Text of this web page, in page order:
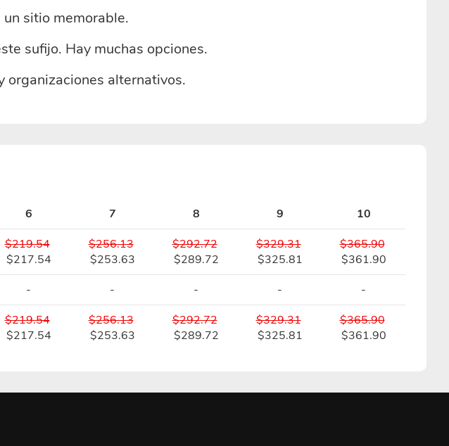
sitio memorable.
sufijo. Hay muchas opciones.
organizaciones alternativos.
6 7 8 9
10
$219.54
$217.54
$256.13
$253.63
$292.72
$289.72
$329.31
$325.81
$365.90
$361.90
- - - -
-
$219.54
$217.54
$256.13
$253.63
$292.72
$289.72
$329.31
$325.81
$365.90
$361.90